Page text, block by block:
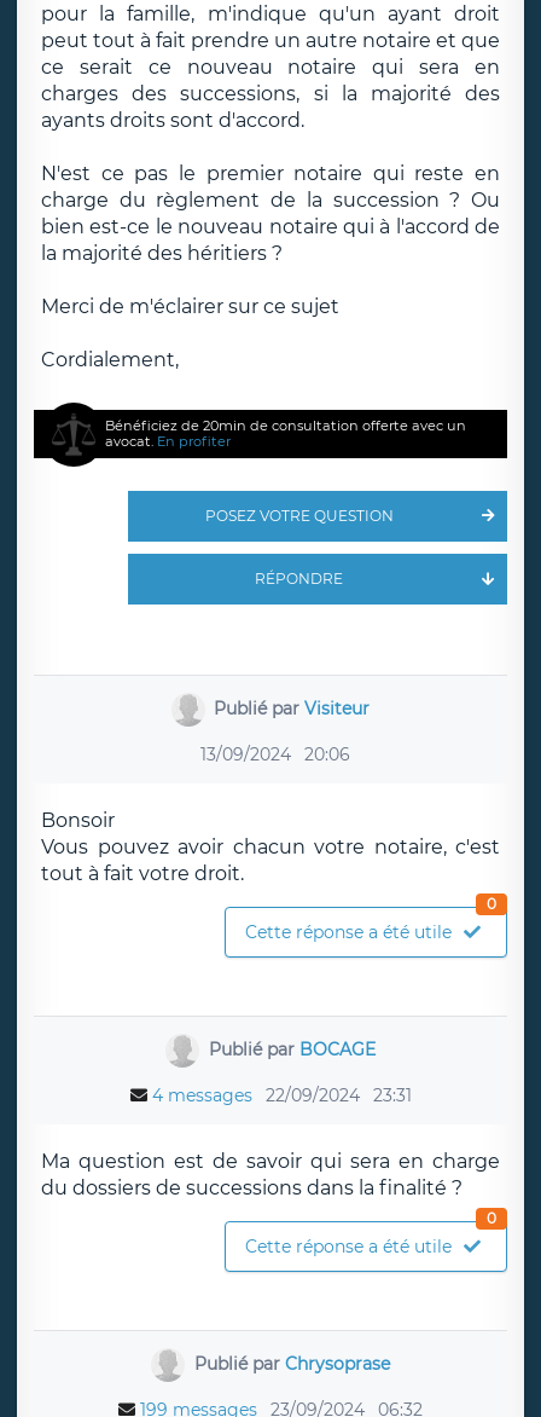
pour la famille, m'indique qu'un ayant droit
peut tout à fait prendre un autre notaire et que
ce serait ce nouveau notaire qui sera en
charges des successions, si la majorité des
ayants droits sont d'accord.
N'est ce pas le premier notaire qui reste en
charge du règlement de la succession ? Ou
bien est-ce le nouveau notaire qui à l'accord de
la majorité des héritiers ?
Merci de m'éclairer sur ce sujet
Cordialement,
Bénéficiez de 20min de consultation offerte avec un
avocat. En profiter
POSEZ VOTRE QUESTION
RÉPONDRE
Publié parVisiteur
13/09/2024 20:06
Bonsoir
Vous pouvez avoir chacun votre notaire, c'est
tout à fait votre droit.
Cette réponse a été utile
0
Publié par BOCAGE
4 messages 22/09/2024 23:31
Ma question est de savoir qui sera en charge
du dossiers de successions dans la finalité ?
Cette réponse a été utile
0
Publié par Chrysoprase
199 messages 23/09/2024 06:32